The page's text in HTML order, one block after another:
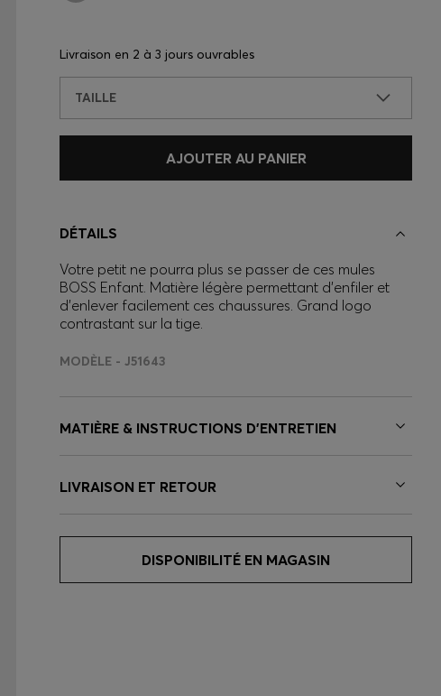
Livraison en 2 à 3 jours ouvrables
TAILLE
AJOUTER AU PANIER
DÉTAILS
Votre petit ne pourra plus se passer de ces mules
BOSS Enfant. Matière légère permettant d’enfiler et
d’enlever facilement ces chaussures. Grand logo
contrastant sur la tige.
MODÈLE - J51643
MATIÈRE & INSTRUCTIONS D’ENTRETIEN
LIVRAISON ET RETOUR
DISPONIBILITÉ EN MAGASIN